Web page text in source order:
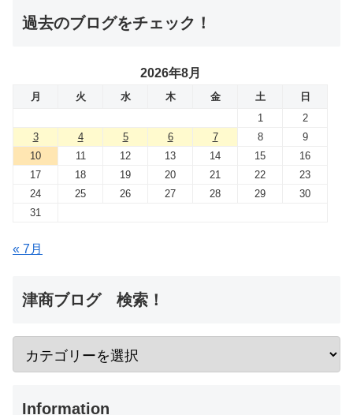
過去のブログをチェック！
2026年8月
月 火 水 木 金 土
日
1
2
3
4 5 6 7 8
9
10
11 12 13 14 15
16
17
18 19 20 21 22
23
24
25 26 27 28 29
30
31
« 7月
津商ブログ 検索！
Information